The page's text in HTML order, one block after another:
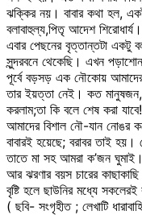
ঝক্কির নয়। বাবার কথা হল,
বলাবাহুল্য,পিতৃ আদেশ শিরোধার্য।
এবার পেছনের বৃত্তান্তটা একটু
সুন্দরবনে থেকেছি। এখন
পূর্বে বড়সড় এক নৌকোয়
তার ইয়ত্তা নেই। কত মানুষজন,
করলাম;তা কি বলে শেষ করা
আমাদের বিশাল নৌ-যান নোঙর
বাবারই হয়েছে; বরাবর তাই
তাতে মা সহ আমরা ক’জন
আর ঝরণার বয়স চারের
বৃষ্টি হলে ছাউনির মধ্যে
( ছবি- সংগৃহীত ; লেখাটি